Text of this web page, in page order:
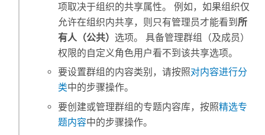
项取决于组织的共享属性。 例如，如果组织仅
允许在组织内共享，则只有管理员才能看到所
有人（公共） 选项。 具备管理群组（及成员）
权限的自定义角色用户看不到该共享选项。
要设置群组的内容类别，请按照对内容进行分
类中的步骤操作。
要创建或管理群组的专题内容库，按照精选专
题内容中的步骤操作。